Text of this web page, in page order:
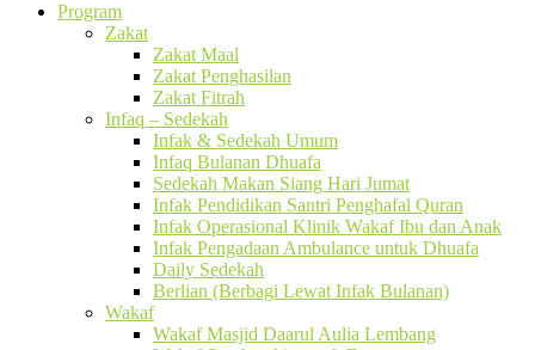
Program
Zakat
Zakat Maal
Zakat Penghasilan
Zakat Fitrah
Infaq – Sedekah
Infak & Sedekah Umum
Infaq Bulanan Dhuafa
Sedekah Makan Siang Hari Jumat
Infak Pendidikan Santri Penghafal Quran
Infak Operasional Klinik Wakaf Ibu dan Anak
Infak Pengadaan Ambulance untuk Dhuafa
Daily Sedekah
Berlian (Berbagi Lewat Infak Bulanan)
Wakaf
Wakaf Masjid Daarul Aulia Lembang